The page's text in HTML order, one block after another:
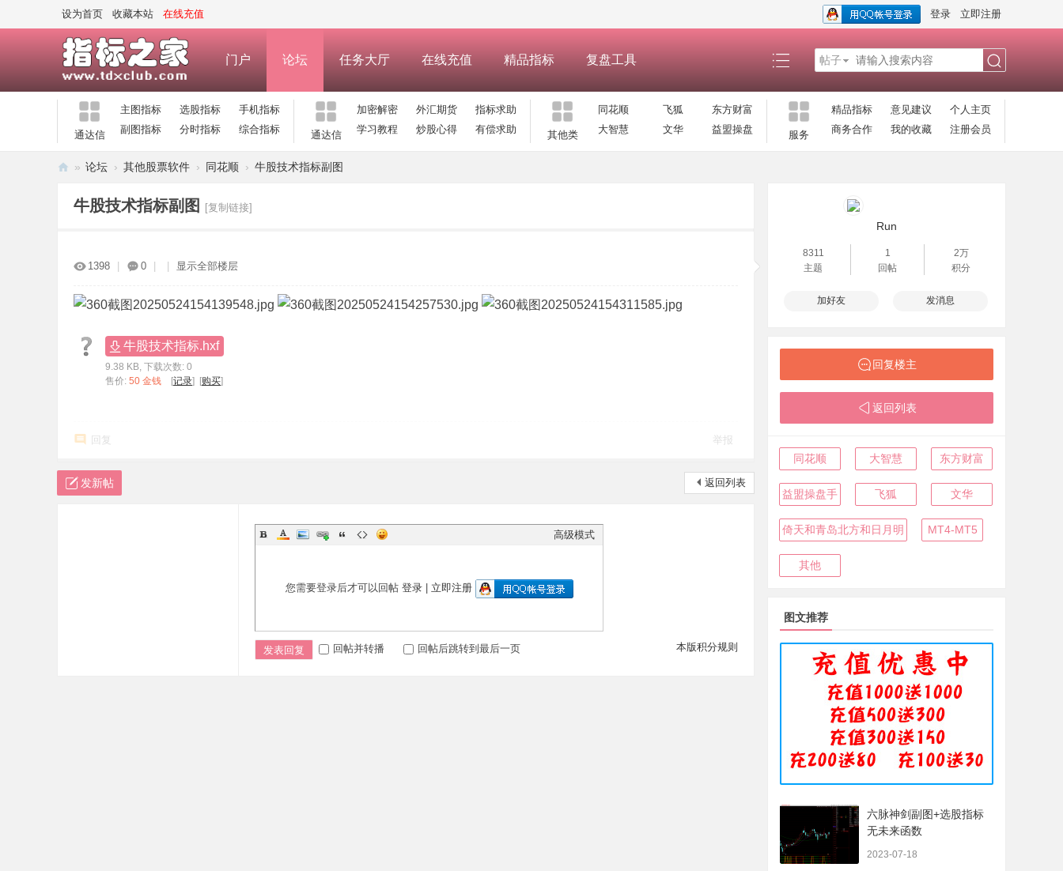
设为首页 收藏本站 在线充值 登录 立即注册
门户 论坛 任务大厅 在线充值 精品指标 复盘工具 帖子
通达信
主图指标 选股指标
手机指标
副图指标
分时指标 综合指标 通达信
加密解密 外汇期货
指标求助
学习教程
炒股心得 有偿求助 其他类
同花顺 飞狐
东方财富
大智慧
文华 益盟操盘 服务
精品指标 意见建议
个人主页
商务合作
我的收藏 注册会员
分
» 论坛 › 其他股票软件 › 同花顺 › 牛股技术指标副图
牛股技术指标副图 [复制链接]
1398 0 显示全部楼层
牛股技术指标.hxf
9.38 KB, 下载次数: 0
售价: 50 金钱 [记录] [购买]
回复 举报
返回列表
发新帖
高级模式
您需要登录后才可以回帖 登录| 立即注册
本版积分规则
发表回复 回帖并转播 回帖后跳转到最后一页
Run
8311
主题
1
回帖
2万
积分
加好友 发消息
回复楼主
返回列表
同花顺 大智慧 东方财富
益盟操盘手 飞狐 文华
倚天和青岛北方和日月明 MT4-MT5
其他
图文推荐
六脉神剑副图+选股指标
无未来函数
2023-07-18